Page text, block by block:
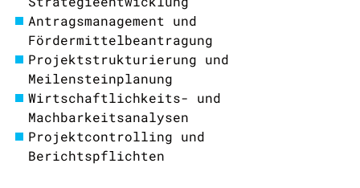
Antragsmanagement und
Fördermittelbeantragung
Projektstrukturierung und
Meilensteinplanung
Wirtschaftlichkeits- und
Machbarkeitsanalysen
Projektcontrolling und
Berichtspflichten